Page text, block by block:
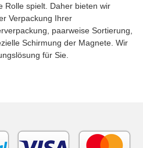
Rolle spielt. Daher bieten wir
Verpackung Ihrer
paarweise Sortierung,
Schirmung der Magnete. Wir
für Sie.